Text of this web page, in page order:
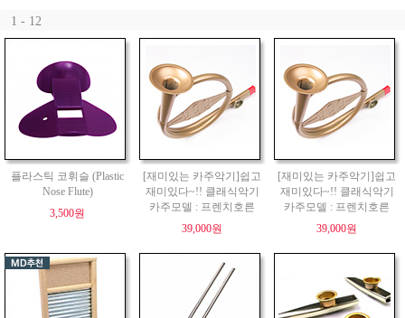
1 - 12
플라스틱 코휘슬 (Plastic
Nose Flute)
3,500원
[재미있는 카주악기]쉽고
재미있다~!! 클래식악기
카주모델 : 프렌치호른
39,000원
[재미있는 카주악기]쉽고
재미있다~!! 클래식악기
카주모델 : 프렌치호른
39,000원